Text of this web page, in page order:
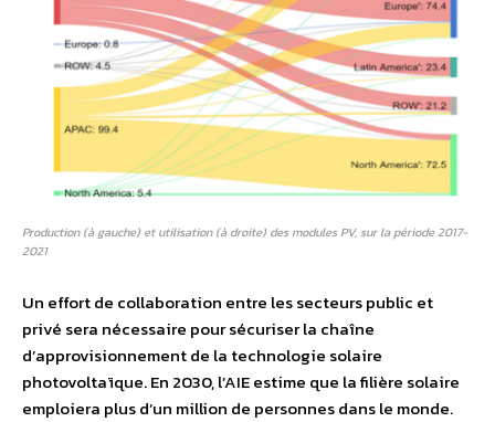
Production (à gauche) et utilisation (à droite) des modules PV, sur la période 2017-
2021
Un effort de collaboration entre les secteurs public et
privé sera nécessaire pour sécuriser la chaîne
d’approvisionnement de la technologie solaire
photovoltaïque. En 2030, l’AIE estime que la filière solaire
emploiera plus d’un million de personnes dans le monde.